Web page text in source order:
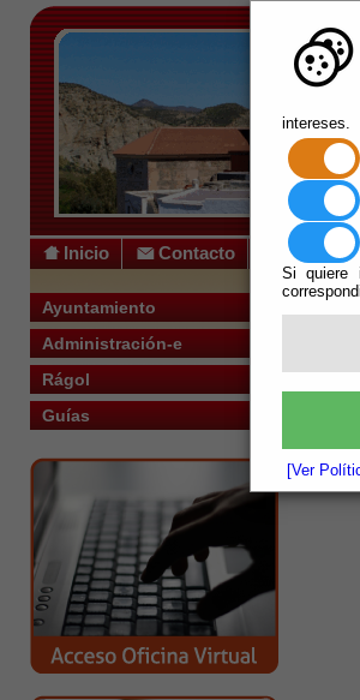
intereses.
Si quiere
[Ver
Inicio Contacto
Ayuntamiento
Administración-e
Rágol
Guías
Usted se